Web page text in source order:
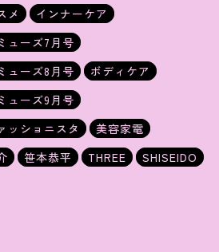
メ
インナーケア
ューズ7月号
ューズ8月号
ボディケア
ューズ9月号
ッショニスタ
美容家電
笹本恭平 THREE SHISEIDO